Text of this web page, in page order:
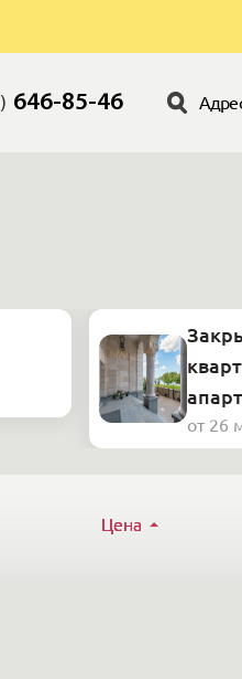
646-85-46
от 26
Цена